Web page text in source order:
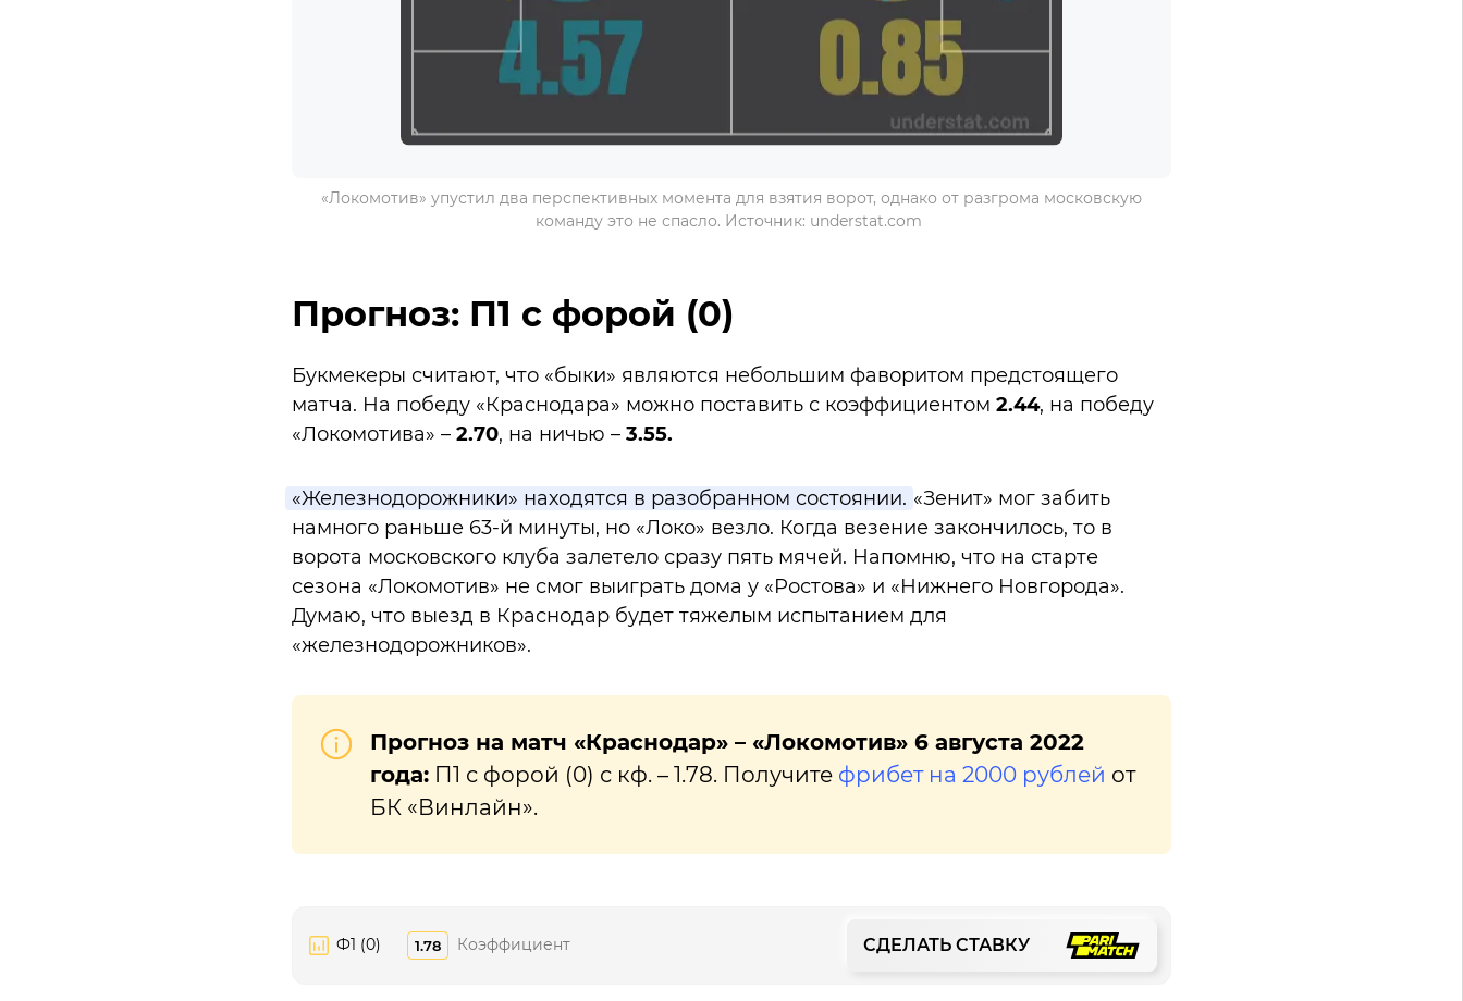
«Локомотив» упустил два перспективных момента для взятия ворот, однако от разгрома московскую
команду это не спасло. Источник: understat.com
Прогноз: П1 с форой (0)
Букмекеры считают, что «быки» являются небольшим фаворитом предстоящего
матча. На победу «Краснодара» можно поставить с коэффициентом 2.44, на победу
«Локомотива» – 2.70, на ничью – 3.55.
«Железнодорожники» находятся в разобранном состоянии. «Зенит» мог забить
намного раньше 63-й минуты, но «Локо» везло. Когда везение закончилось, то в
ворота московского клуба залетело сразу пять мячей. Напомню, что на старте
сезона «Локомотив» не смог выиграть дома у «Ростова» и «Нижнего Новгорода».
Думаю, что выезд в Краснодар будет тяжелым испытанием для
«железнодорожников».
Прогноз на матч «Краснодар» – «Локомотив» 6 августа 2022
года:П1 с форой (0) с кф. – 1.78. Получите фрибет на 2000 рублей от
БК «Винлайн».
Ф1 (0) 1.78 Коэффициент СДЕЛАТЬ СТАВКУ